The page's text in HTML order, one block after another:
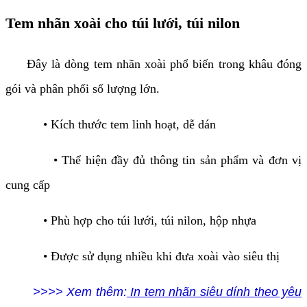
Tem nhãn xoài cho túi lưới, túi nilon
Đây là dòng tem nhãn xoài phổ biến trong khâu đóng
gói và phân phối số lượng lớn.
• Kích thước tem linh hoạt, dễ dán
• Thể hiện đầy đủ thông tin sản phẩm và đơn vị
cung cấp
• Phù hợp cho túi lưới, túi nilon, hộp nhựa
• Được sử dụng nhiều khi đưa xoài vào siêu thị
>>>> Xem thêm:In tem nhãn siêu dính theo yêu